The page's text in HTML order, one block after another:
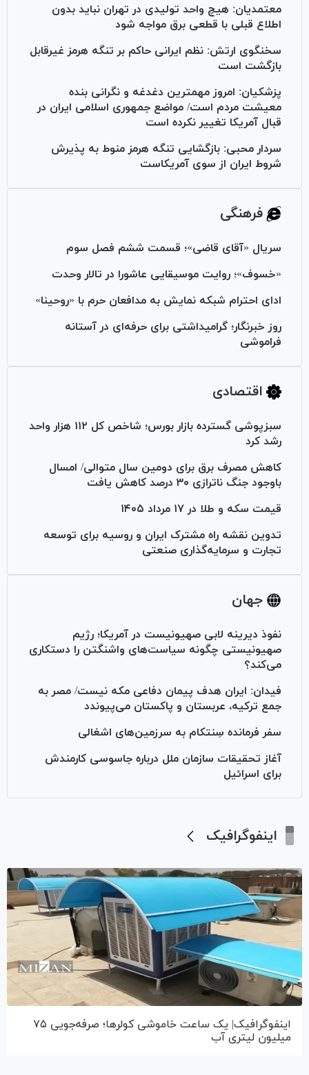
معتمدیان: هیچ واحد تولیدی در تهران نباید بدون
اطلاع قبلی با قطعی برق مواجه شود
سخنگوی ارتش: نظم ایرانی حاکم بر تنگه هرمز غیرقابل
بازگشت است
پزشکیان: امروز مهمترین دغدغه و نگرانی بنده
معیشت مردم است/ مواضع جمهوری اسلامی ایران در
قبال آمریکا تغییر نکرده است
سردار محبی: بازگشایی تنگه هرمز منوط به پذیرش
شروط ایران از سوی آمریکاست
فرهنگی
سریال «آقای قاضی»؛ قسمت ششم فصل سوم
«خسوف»؛ روایت موسیقایی عاشورا در تالار وحدت
ادای احترام شبکه نمایش به مدافعان حرم با «روحینا»
روز خبرنگار؛ گرامیداشتی برای حرفه‌ای در آستانه
فراموشی
اقتصادی
سبزپوشی گسترده بازار بورس؛ شاخص کل ۱۱۲ هزار واحد
رشد کرد
کاهش مصرف برق برای دومین سال متوالی/ امسال
باوجود جنگ ناترازی ۳۰ درصد کاهش یافت
قیمت سکه و طلا در ۱۷ مرداد ۱۴۰۵
تدوین نقشه راه مشترک ایران و روسیه برای توسعه
تجارت و سرمایه‌گذاری صنعتی
جهان
نفوذ دیرینه لابی صهیونیست در آمریکا؛ رژیم
صهیونیستی چگونه سیاست‌های واشنگتن را دستکاری
می‌کند؟
فیدان: ایران هدف پیمان دفاعی مکه نیست/ مصر به
جمع ترکیه، عربستان و پاکستان می‌پیوندد
سفر فرمانده سِنتکام به سرزمین‌های اشغالی
آغاز تحقیقات سازمان ملل درباره جاسوسی کارمندش
برای اسرائیل
اینفوگرافیک
اینفوگرافیک| یک ساعت خاموشی کولرها؛ صرفه‌جویی ۷۵
میلیون لیتری آب